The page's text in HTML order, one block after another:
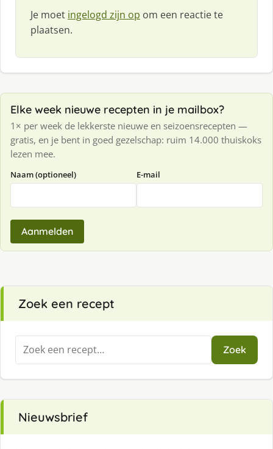
Je moet ingelogd zijn op om een reactie te
plaatsen.
Elke week nieuwe recepten in je mailbox?
1× per week de lekkerste nieuwe en seizoensrecepten —
gratis, en je bent in goed gezelschap: ruim 14.000 thuiskoks
lezen mee.
Naam (optioneel) E-mail
Aanmelden
Zoek een recept
Zoeken
naar:
Zoek
Nieuwsbrief